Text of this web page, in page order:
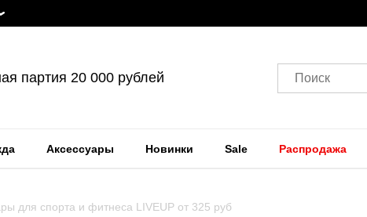
партия 20 000 рублей Поиск
Аксессуары Новинки Sale Распродажа
для спорта и фитнеса LIVEUP от 325 руб